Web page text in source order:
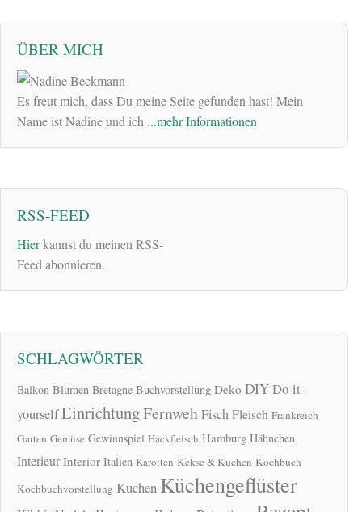
ÜBER MICH
Es freut mich, dass Du meine Seite gefunden hast! Mein
Name ist Nadine und ich ...mehr Informationen
RSS-FEED
Hierkannst du meinen RSS-
Feed abonnieren.
SCHLAGWÖRTER
Balkon Blumen Bretagne Buchvorstellung Deko DIYDo-it-
yourselfEinrichtungFernwehFischFleisch Frankreich
Garten Gemüse Gewinnspiel Hackfleisch Hamburg Hähnchen
Interieur Interior Italien Karotten Kekse & Kuchen Kochbuch
Kochbuchvorstellung Kuchen Küchengeflüster